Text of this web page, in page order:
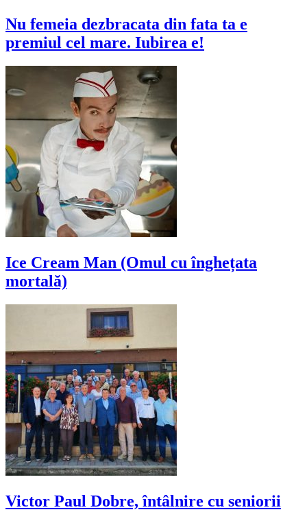
Nu femeia dezbracata din fata ta e
premiul cel mare. Iubirea e!
Ice Cream Man (Omul cu înghețata
mortală)
Victor Paul Dobre, întâlnire cu seniorii